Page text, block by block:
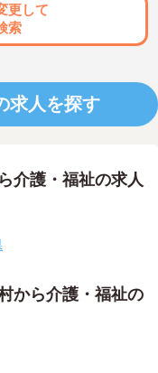
更して
索
求人を探す
介護・福祉の求人
から介護・福祉の